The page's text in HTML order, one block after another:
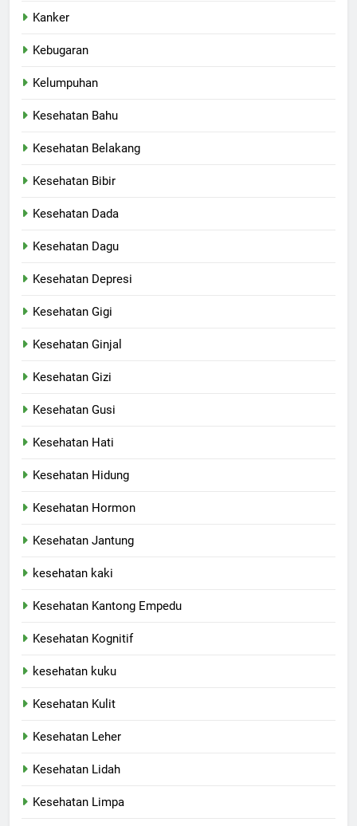
Kanker
Kebugaran
Kelumpuhan
Kesehatan Bahu
Kesehatan Belakang
Kesehatan Bibir
Kesehatan Dada
Kesehatan Dagu
Kesehatan Depresi
Kesehatan Gigi
Kesehatan Ginjal
Kesehatan Gizi
Kesehatan Gusi
Kesehatan Hati
Kesehatan Hidung
Kesehatan Hormon
Kesehatan Jantung
kesehatan kaki
Kesehatan Kantong Empedu
Kesehatan Kognitif
kesehatan kuku
Kesehatan Kulit
Kesehatan Leher
Kesehatan Lidah
Kesehatan Limpa